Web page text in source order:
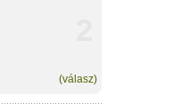
(válasz)